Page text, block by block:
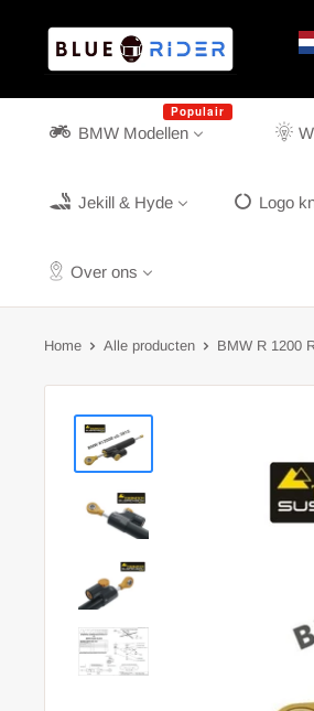
Blue
Rider
BMW Modellen
Populair
Jekill & Hyde Logo
Over ons
Home Alle producten BMW R 1200